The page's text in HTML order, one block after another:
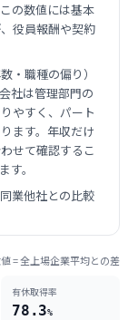
の数値には基本
役員報酬や契約
・職種の偏り）
社は管理部門の
やすく、パート
ます。年収だけ
せて確認するこ
。
業他社との比較
= 全上場企業平均との差
有休取得率
78.3%